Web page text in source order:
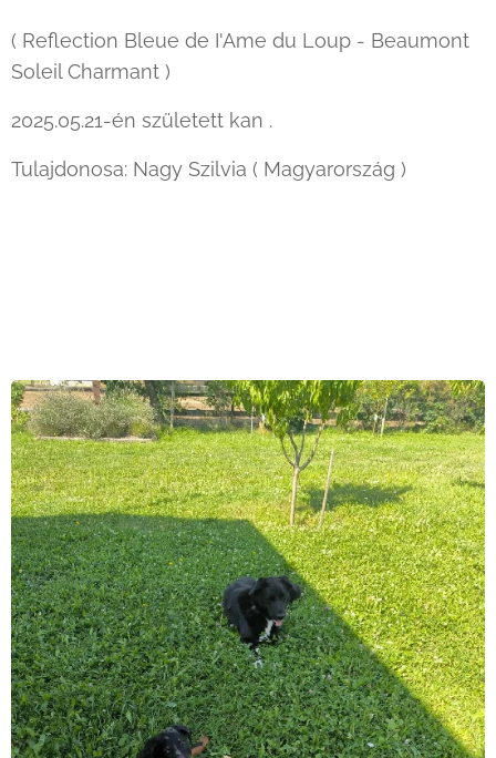
( Reflection Bleue de I'Ame du Loup - Beaumont
Soleil Charmant )
2025.05.21-én született kan .
Tulajdonosa: Nagy Szilvia ( Magyarország )